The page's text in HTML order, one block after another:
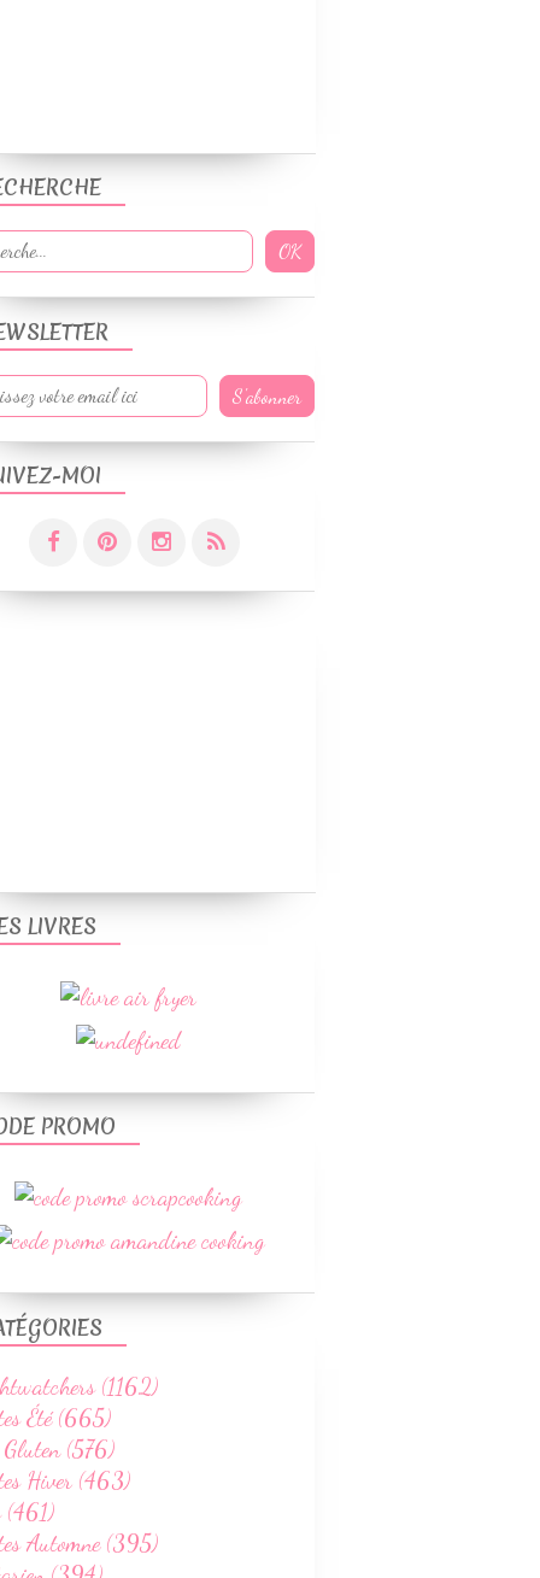
WEIGHTWATCHERS
MOI
(1162)
Été (665)
(576)
Hiver (463)
(461)
Automne (395)
LIVRES
PROMO